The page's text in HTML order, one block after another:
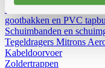
gootbakken en PVC
Schuimbanden en
Tegeldragers Mitrons
Kabeldoorvoer
Zoldertrappen